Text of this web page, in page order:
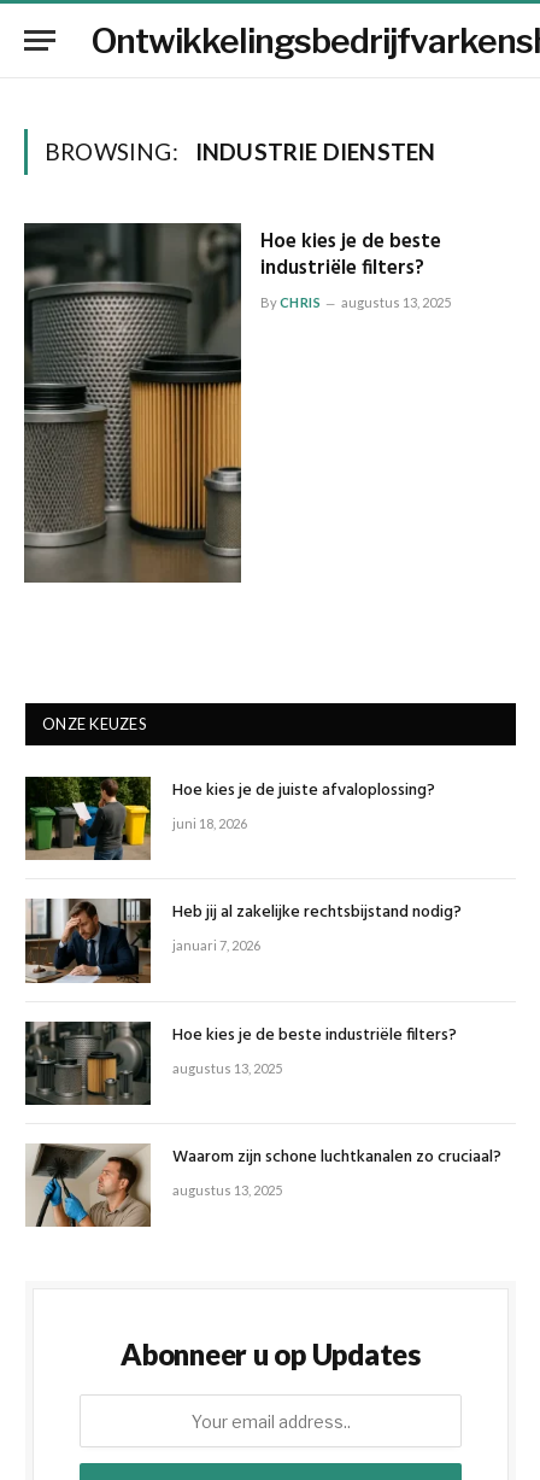
BROWSING: INDUSTRIE DIENSTEN
Hoe kies je de beste
industriële filters?
ByCHRIS augustus 13, 2025
ONZE KEUZES
Hoe kies je de juiste afvaloplossing?
juni 18, 2026
Heb jij al zakelijke rechtsbijstand nodig?
januari 7, 2026
Hoe kies je de beste industriële filters?
augustus 13, 2025
Waarom zijn schone luchtkanalen zo cruciaal?
augustus 13, 2025
Abonneer u op Updates